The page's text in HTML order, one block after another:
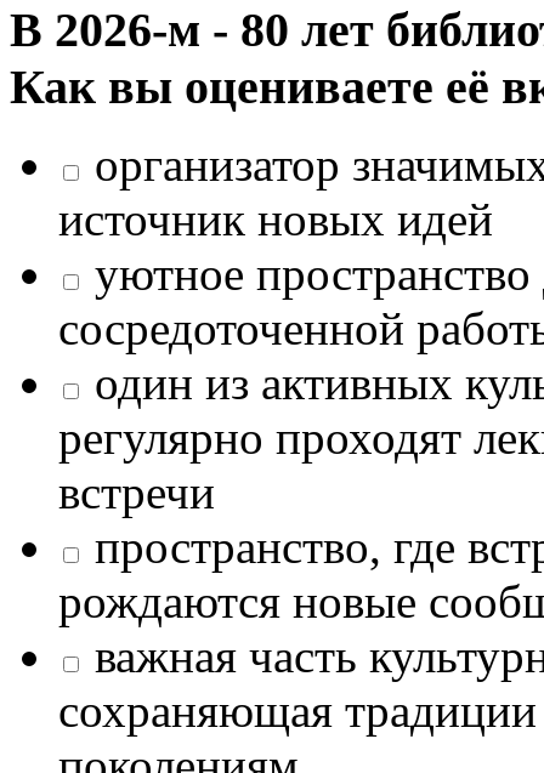
В 2026‑м - 80 лет
Как вы оцениваете её
организатор
источник новых идей
уютное
сосредоточенной
один из активных
регулярно проходят
встречи
пространство, где
рождаются новые
важная часть
сохраняющая